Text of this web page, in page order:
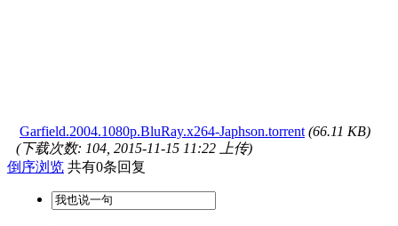
Garfield.2004.1080p.BluRay.x264-Japhson.torrent (66.11 KB)
(下载次数: 104, 2015-11-15 11:22 上传)
倒序浏览 共有0条回复